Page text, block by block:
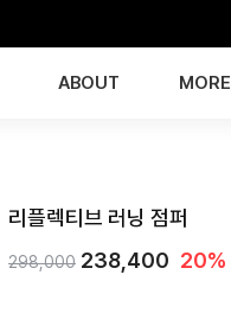
ABOUT MORE
리플렉티브 러닝 점퍼
298,000 238,400 20%